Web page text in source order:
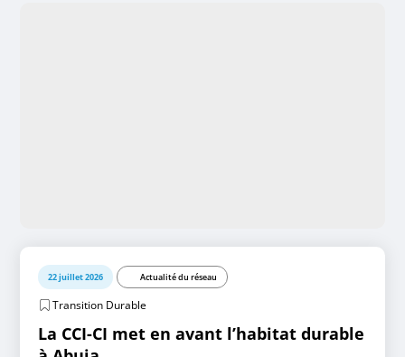
22 juillet 2026 Actualité du réseau
Transition Durable
La CCI-CI met en avant l’habitat durable